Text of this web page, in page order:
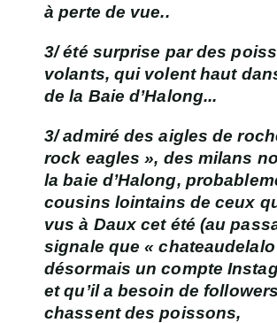
à perte de vue..
3/ été surprise par des
volants, qui volent haut
dela Baie d’Halong...
3/ admiré des aigles de
rock eagles », des milans
la baie d’Halong,
cousins lointains de ceux
vus à Daux cet été (au
signale que « chateaudelalo
désormais un compte
et qu’il a besoin de
chassent des poissons,